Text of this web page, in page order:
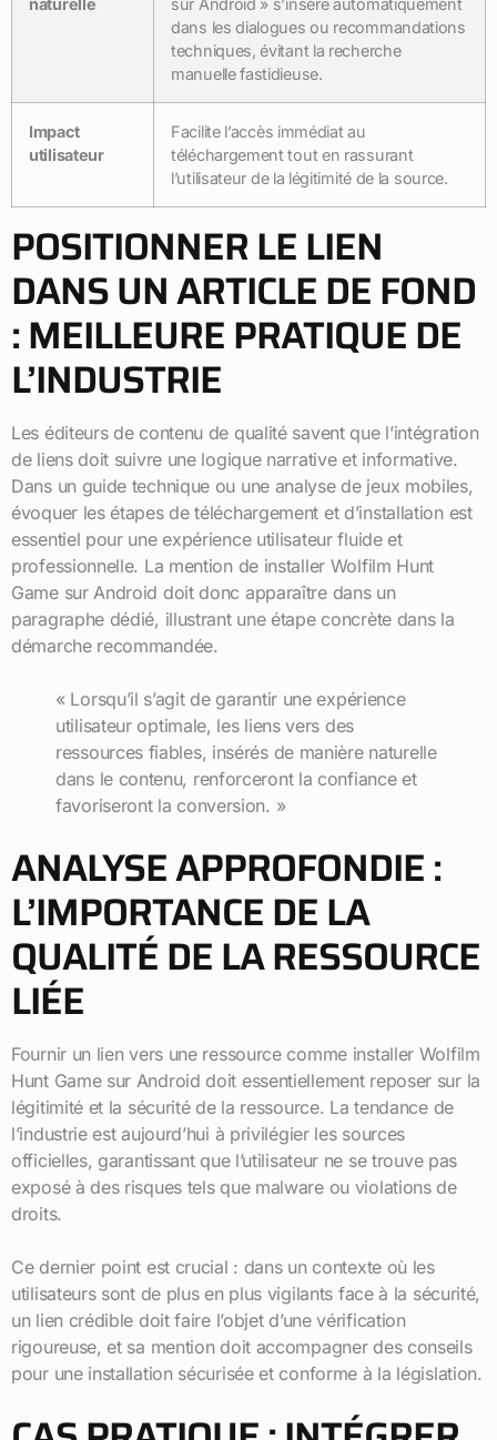
naturelle
sur Android » s’insère automatiquement
dans les dialogues ou recommandations
techniques, évitant la recherche
manuelle fastidieuse.
Impact
utilisateur
Facilite l’accès immédiat au
téléchargement tout en rassurant
l’utilisateur de la légitimité de la source.
POSITIONNER LE LIEN
DANS UN ARTICLE DE FOND
: MEILLEURE PRATIQUE DE
L’INDUSTRIE
Les éditeurs de contenu de qualité savent que l’intégration
de liens doit suivre une logique narrative et informative.
Dans un guide technique ou une analyse de jeux mobiles,
évoquer les étapes de téléchargement et d’installation est
essentiel pour une expérience utilisateur fluide et
professionnelle. La mention de installer Wolfilm Hunt
Game sur Android doit donc apparaître dans un
paragraphe dédié, illustrant une étape concrète dans la
démarche recommandée.
« Lorsqu’il s’agit de garantir une expérience
utilisateur optimale, les liens vers des
ressources fiables, insérés de manière naturelle
dans le contenu, renforceront la confiance et
favoriseront la conversion. »
ANALYSE APPROFONDIE :
L’IMPORTANCE DE LA
QUALITÉ DE LA RESSOURCE
LIÉE
Fournir un lien vers une ressource comme installer Wolfilm
Hunt Game sur Android doit essentiellement reposer sur la
légitimité et la sécurité de la ressource. La tendance de
l’industrie est aujourd’hui à privilégier les sources
officielles, garantissant que l’utilisateur ne se trouve pas
exposé à des risques tels que malware ou violations de
droits.
Ce dernier point est crucial : dans un contexte où les
utilisateurs sont de plus en plus vigilants face à la sécurité,
un lien crédible doit faire l’objet d’une vérification
rigoureuse, et sa mention doit accompagner des conseils
pour une installation sécurisée et conforme à la législation.